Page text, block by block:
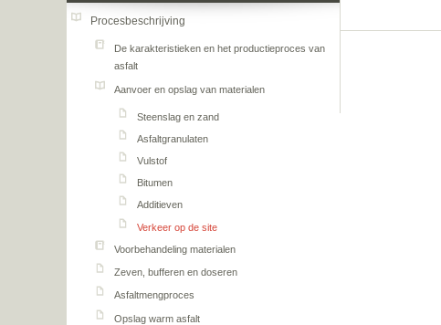
Procesbeschrijving
De karakteristieken en het productieproces van
asfalt
Aanvoer en opslag van materialen
Steenslag en zand
Asfaltgranulaten
Vulstof
Bitumen
Additieven
Verkeer op de site
Voorbehandeling materialen
Zeven, bufferen en doseren
Asfaltmengproces
Opslag warm asfalt